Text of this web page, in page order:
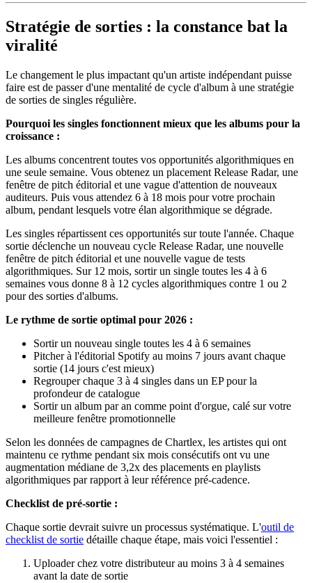
Stratégie de sorties : la constance bat la
viralité
Le changement le plus impactant qu'un artiste indépendant puisse
faire est de passer d'une mentalité de cycle d'album à une stratégie
de sorties de singles régulière.
Pourquoi les singles fonctionnent mieux que les albums pour la
croissance :
Les albums concentrent toutes vos opportunités algorithmiques en
une seule semaine. Vous obtenez un placement Release Radar, une
fenêtre de pitch éditorial et une vague d'attention de nouveaux
auditeurs. Puis vous attendez 6 à 18 mois pour votre prochain
album, pendant lesquels votre élan algorithmique se dégrade.
Les singles répartissent ces opportunités sur toute l'année. Chaque
sortie déclenche un nouveau cycle Release Radar, une nouvelle
fenêtre de pitch éditorial et une nouvelle vague de tests
algorithmiques. Sur 12 mois, sortir un single toutes les 4 à 6
semaines vous donne 8 à 12 cycles algorithmiques contre 1 ou 2
pour des sorties d'albums.
Le rythme de sortie optimal pour 2026 :
Sortir un nouveau single toutes les 4 à 6 semaines
Pitcher à l'éditorial Spotify au moins 7 jours avant chaque
sortie (14 jours c'est mieux)
Regrouper chaque 3 à 4 singles dans un EP pour la
profondeur de catalogue
Sortir un album par an comme point d'orgue, calé sur votre
meilleure fenêtre promotionnelle
Selon les données de campagnes de Chartlex, les artistes qui ont
maintenu ce rythme pendant six mois consécutifs ont vu une
augmentation médiane de 3,2x des placements en playlists
algorithmiques par rapport à leur référence pré-cadence.
Checklist de pré-sortie :
Chaque sortie devrait suivre un processus systématique. L'outil de
checklist de sortie détaille chaque étape, mais voici l'essentiel :
Uploader chez votre distributeur au moins 3 à 4 semaines
avant la date de sortie